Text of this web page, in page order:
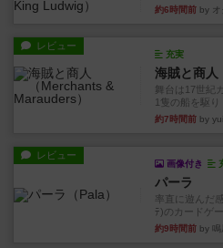
約6時間前 by オ
レビュー
充実
海賊と商人
舞台は17世紀
1隻の船を駆り
約7時間前 by
レビュー
画像付き
パーラ
率直に遊んだ
ﾃ)のカードゲ
約9時間前 by 鳴